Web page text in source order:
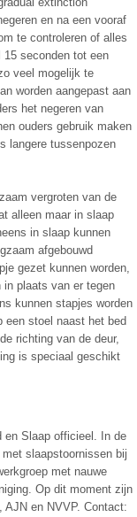
en na een vooraf
te controleren of alles
seconden tot een
veel mogelijk te
worden aangepast aan
het negeren van
ouders gebruik maken
langere tussenpozen
vergroten van de
alleen maar in slaap
in slaap kunnen
afgebouwd
gezet kunnen worden,
in plaats van er tegen
kunnen stapjes worden
een stoel naast het bed
richting van de deur,
is speciaal geschikt
en Slaap officieel. In de
slaapstoornissen bij
met nauwe
Op dit moment zijn
AJN en NVVP. Contact: